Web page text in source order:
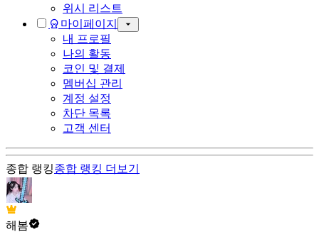
위시 리스트
마이페이지
내 프로필
나의 활동
코인 및 결제
멤버십 관리
계정 설정
차단 목록
고객 센터
종합 랭킹종합 랭킹 더보기
해봄